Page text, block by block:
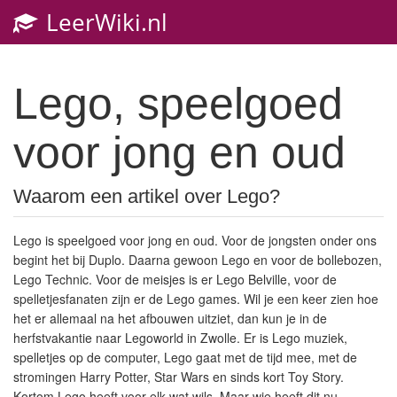
LeerWiki.nl
Lego, speelgoed
voor jong en oud
Waarom een artikel over Lego?
Lego is speelgoed voor jong en oud. Voor de jongsten onder ons
begint het bij Duplo. Daarna gewoon Lego en voor de bollebozen,
Lego Technic. Voor de meisjes is er Lego Belville, voor de
spelletjesfanaten zijn er de Lego games. Wil je een keer zien hoe
het er allemaal na het afbouwen uitziet, dan kun je in de
herfstvakantie naar Legoworld in Zwolle. Er is Lego muziek,
spelletjes op de computer, Lego gaat met de tijd mee, met de
stromingen Harry Potter, Star Wars en sinds kort Toy Story.